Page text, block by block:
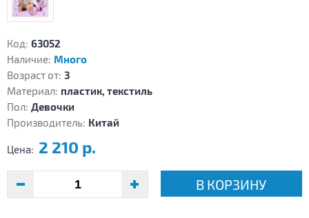
Код: 63052
Наличие: Много
Возраст от: 3
Материал: пластик, текстиль
Пол: Девочки
Производитель: Китай
Цена: 2 210 р.
В КОРЗИНУ